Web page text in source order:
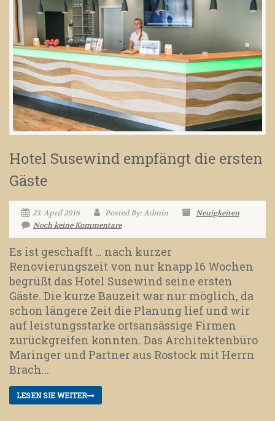
Hotel Susewind empfängt die ersten
Gäste
23. April 2016 Posted By: Admin
Neuigkeiten
Noch keine Kommentare
Es ist geschafft … nach kurzer
Renovierungszeit von nur knapp 16 Wochen
begrüßt das Hotel Susewind seine ersten
Gäste. Die kurze Bauzeit war nur möglich, da
schon längere Zeit die Planung lief und wir
auf leistungsstarke ortsansässige Firmen
zurückgreifen konnten. Das Architektenbüro
Maringer und Partner aus Rostock mit Herrn
Brach...
LESEN SIE WEITER